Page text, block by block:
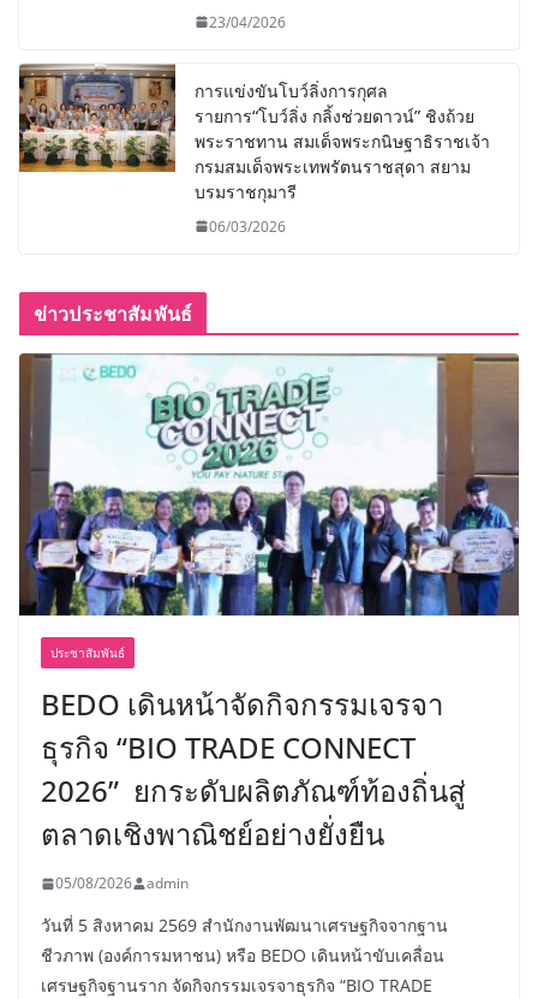
23/04/2026
การแข่งขันโบว์ลิ่งการกุศล
รายการ“โบว์ลิ่ง กลิ้งช่วยดาวน์” ชิงถ้วย
พระราชทาน สมเด็จพระกนิษฐาธิราชเจ้า
กรมสมเด็จพระเทพรัตนราชสุดา สยาม
บรมราชกุมารี
06/03/2026
ข่าวประชาสัมพันธ์
ประชาสัมพันธ์
BEDO เดินหน้าจัดกิจกรรมเจรจา
ธุรกิจ “BIO TRADE CONNECT
2026” ยกระดับผลิตภัณฑ์ท้องถิ่นสู่
ตลาดเชิงพาณิชย์อย่างยั่งยืน
05/08/2026 admin
วันที่ 5 สิงหาคม 2569 สำนักงานพัฒนาเศรษฐกิจจากฐาน
ชีวภาพ (องค์การมหาชน) หรือ BEDO เดินหน้าขับเคลื่อน
เศรษฐกิจฐานราก จัดกิจกรรมเจรจาธุรกิจ “BIO TRADE